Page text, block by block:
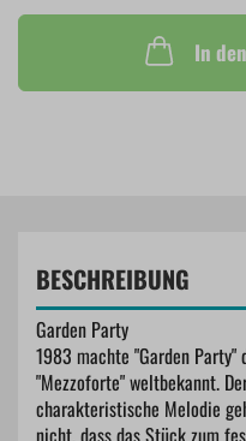
In
BESCHREIBUNG
Garden Party
1983 machte "Garden Party"
"Mezzoforte" weltbekannt.
charakteristische Melodie
nicht, dass das Stück zum